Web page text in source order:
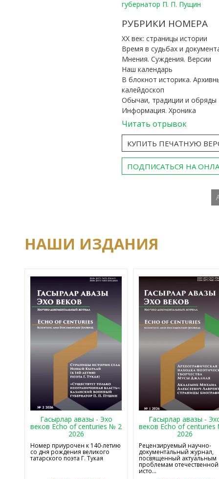
губернатор П. П. Пущин
РУБРИКИ НОМЕРА
ХХ век: страницы истории
Время в судьбах и
Мнения. Суждения. Версии
Наш календарь
В блокнот историка.
калейдоскоп
Обычаи, традиции и обряды
Информация. Хроника
Читать отрывок
КУПИТЬ ПЕЧАТНУЮ
ПОДПИСАТЬСЯ НА
НАШИ ИЗДАНИЯ
Гасырлар авазы - Эхо
веков Echo of centuries № 2
2026
Номер приурочен к 140-летию
со дня рождения великого
татарского поэта Г. Тукая
Гасырлар авазы -
веков Echo of
2026
Рецензируемый научно-
документальный журнал,
посвященный актуальным
проблемам отечественной
исто...